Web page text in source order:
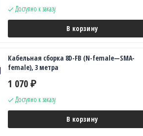
Доступно к заказу
В корзину
Кабельная сборка 8D-FB (N-female—SMA-
female), 3 метра
1 070 ₽
Доступно к заказу
В корзину